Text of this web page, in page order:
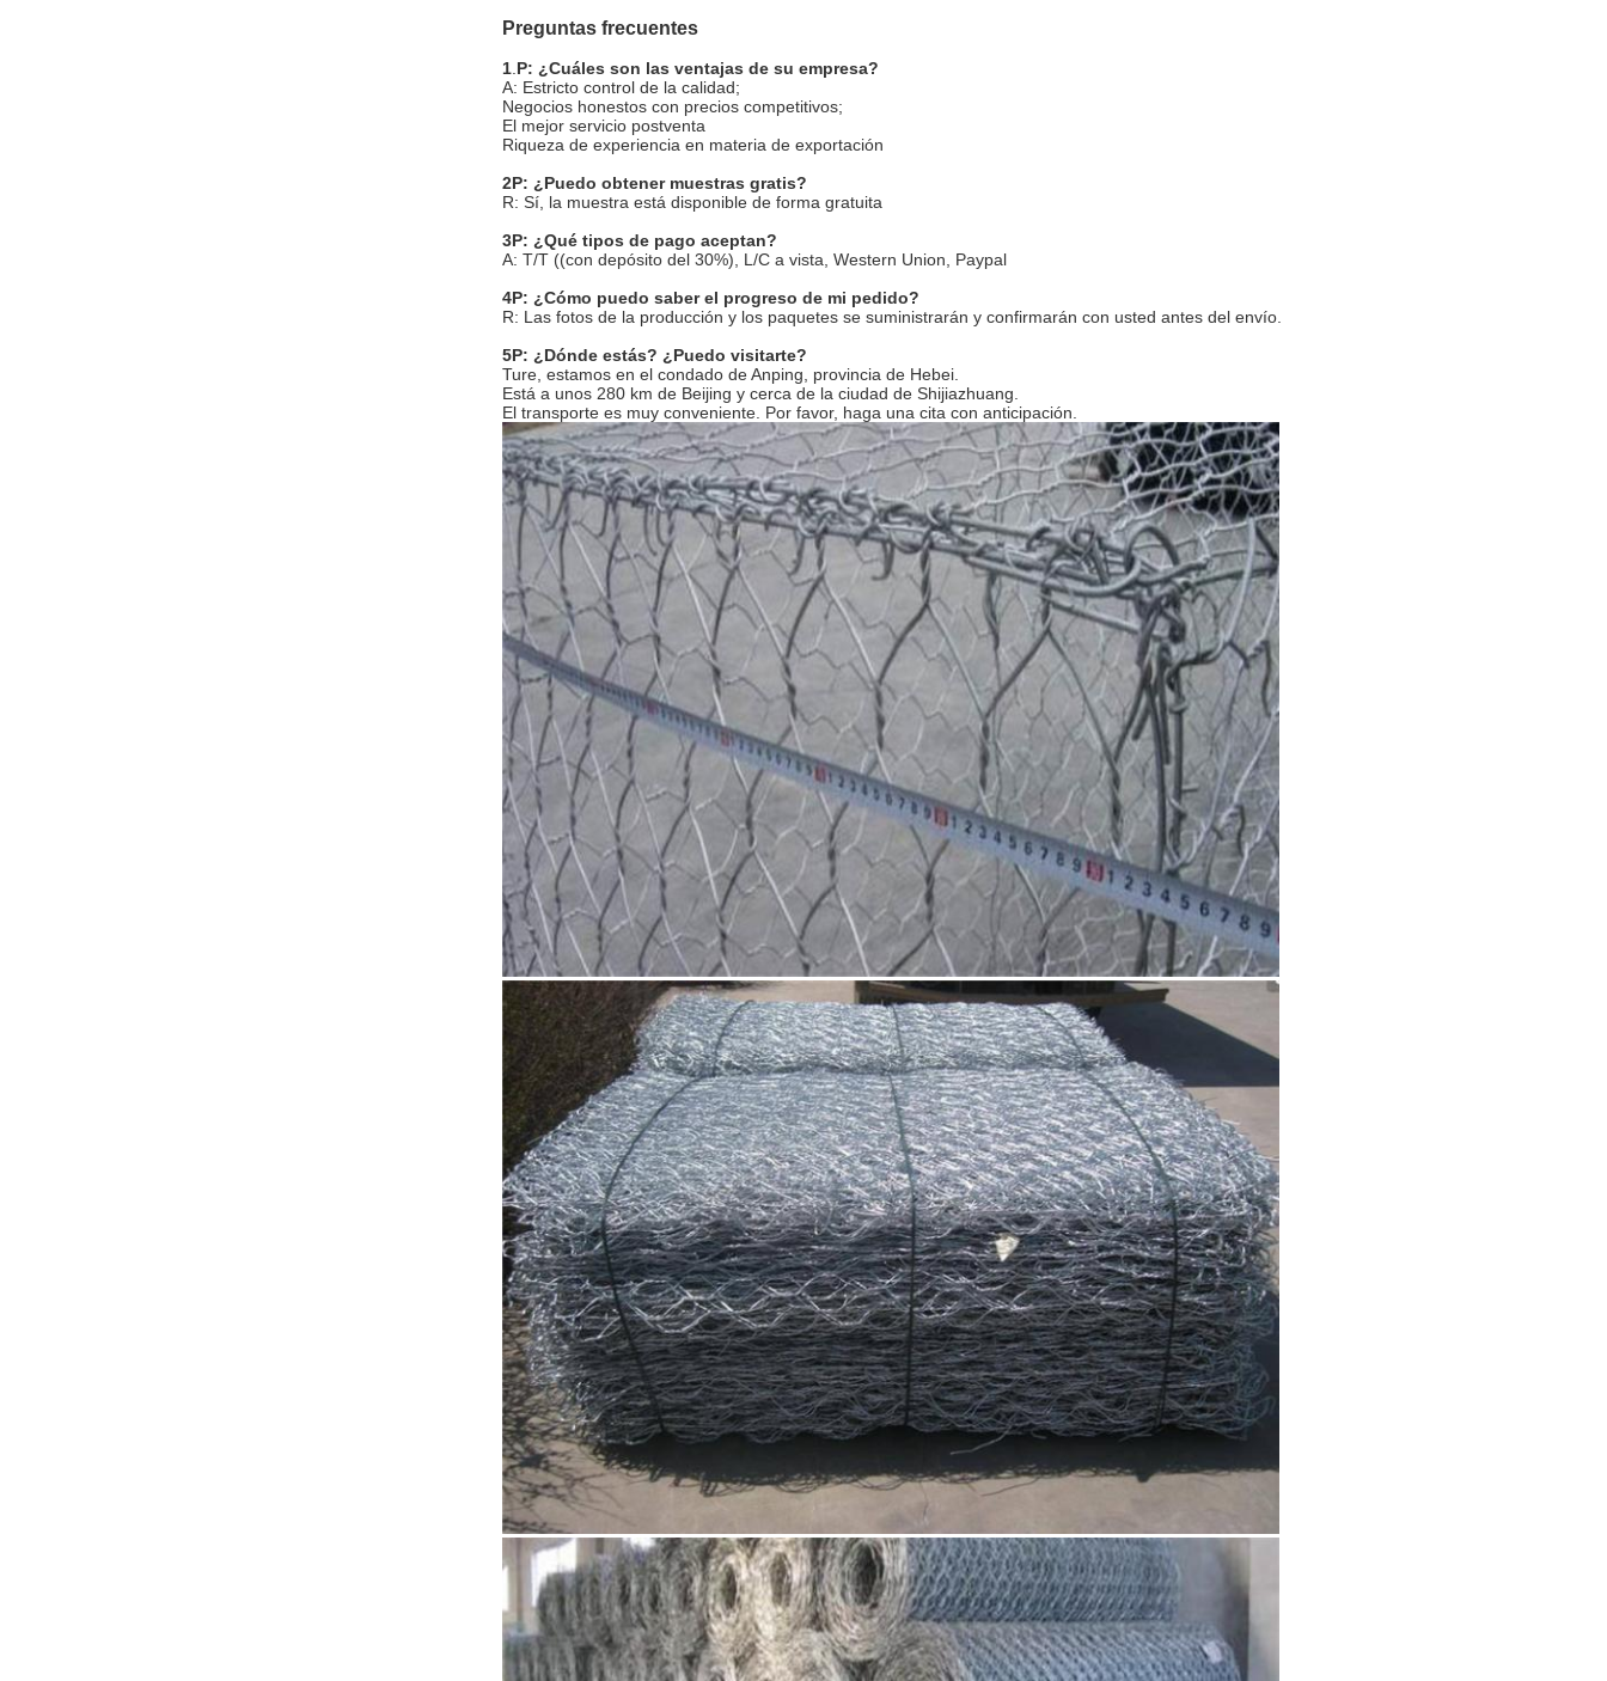
Preguntas frecuentes
1 P: ¿Cuáles son las ventajas de su empresa?
A: Estricto control de la calidad;
Negocios honestos con precios competitivos;
El mejor servicio postventa
Riqueza de experiencia en materia de exportación
2P: ¿Puedo obtener muestras gratis?
R: Sí, la muestra está disponible de forma gratuita
3P: ¿Qué tipos de pago aceptan?
A: T/T ((con depósito del 30%), L/C a vista, Western Union, Paypal
4P: ¿Cómo puedo saber el progreso de mi pedido?
R: Las fotos de la producción y los paquetes se suministrarán y confirmarán con usted antes del envío.
5P: ¿Dónde estás? ¿Puedo visitarte?
Ture, estamos en el condado de Anping, provincia de Hebei.
Está a unos 280 km de Beijing y cerca de la ciudad de Shijiazhuang.
El transporte es muy conveniente. Por favor, haga una cita con anticipación.